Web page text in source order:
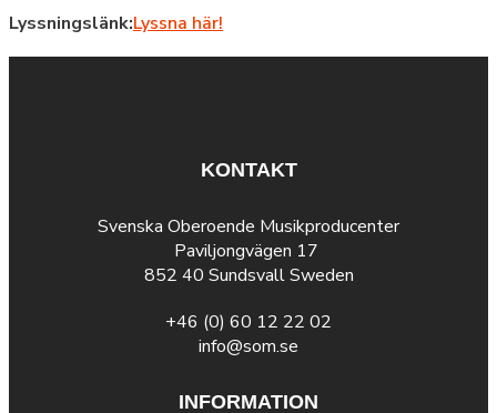
Lyssningslänk:Lyssna här!
KONTAKT
Svenska Oberoende Musikproducenter
Paviljongvägen 17
852 40 Sundsvall Sweden
+46 (0) 60 12 22 02
info@som.se
INFORMATION